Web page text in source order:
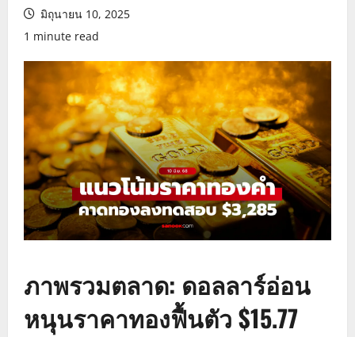
มิถุนายน 10, 2025
1 minute read
ภาพรวมตลาด: ดอลลาร์อ่อน
หนุนราคาทองฟื้นตัว $15.77